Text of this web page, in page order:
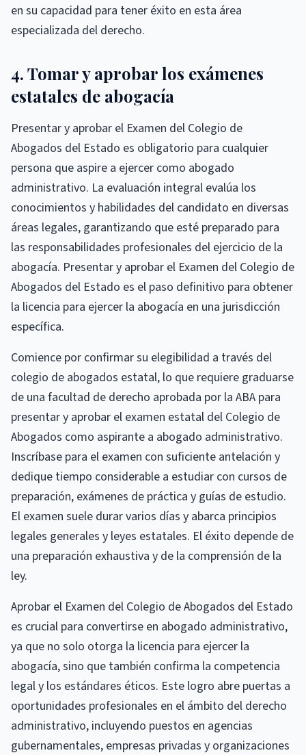
en su capacidad para tener éxito en esta área
especializada del derecho.
4. Tomar y aprobar los exámenes
estatales de abogacía
Presentar y aprobar el Examen del Colegio de
Abogados del Estado es obligatorio para cualquier
persona que aspire a ejercer como abogado
administrativo. La evaluación integral evalúa los
conocimientos y habilidades del candidato en diversas
áreas legales, garantizando que esté preparado para
las responsabilidades profesionales del ejercicio de la
abogacía. Presentar y aprobar el Examen del Colegio de
Abogados del Estado es el paso definitivo para obtener
la licencia para ejercer la abogacía en una jurisdicción
específica.
Comience por confirmar su elegibilidad a través del
colegio de abogados estatal, lo que requiere graduarse
de una facultad de derecho aprobada por la ABA para
presentar y aprobar el examen estatal del Colegio de
Abogados como aspirante a abogado administrativo.
Inscríbase para el examen con suficiente antelación y
dedique tiempo considerable a estudiar con cursos de
preparación, exámenes de práctica y guías de estudio.
El examen suele durar varios días y abarca principios
legales generales y leyes estatales. El éxito depende de
una preparación exhaustiva y de la comprensión de la
ley.
Aprobar el Examen del Colegio de Abogados del Estado
es crucial para convertirse en abogado administrativo,
ya que no solo otorga la licencia para ejercer la
abogacía, sino que también confirma la competencia
legal y los estándares éticos. Este logro abre puertas a
oportunidades profesionales en el ámbito del derecho
administrativo, incluyendo puestos en agencias
gubernamentales, empresas privadas y organizaciones